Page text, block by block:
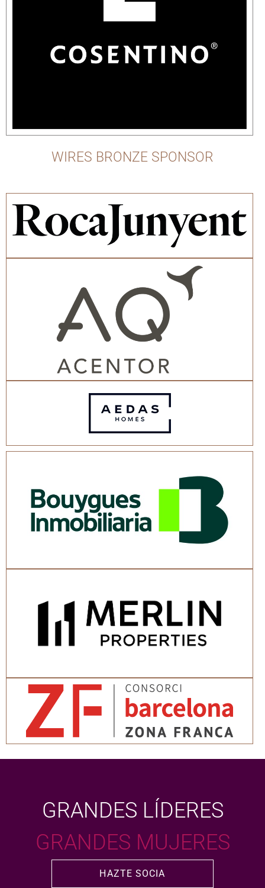
WIRES BRONZE SPONSOR
GRANDES LÍDERES
GRANDES MUJERES
HAZTE SOCIA